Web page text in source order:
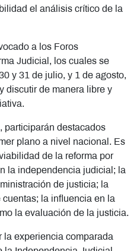
el análisis crítico de la
a los Foros
Judicial, los cuales se
y 31 de julio, y 1 de agosto,
discutir de manera libre y
participarán destacados
plano a nivel nacional. Es
de la reforma por
la independencia judicial; la
de justicia; la
la influencia en la
la evaluación de la justicia.
la experiencia comparada